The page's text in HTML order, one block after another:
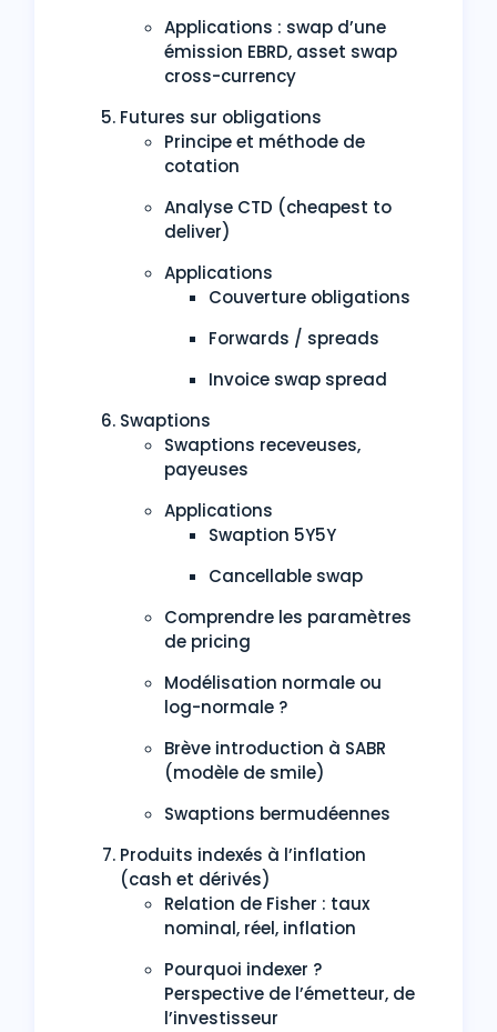
Applications : swap d’une
émission EBRD, asset swap
cross-currency
Futures sur obligations
Principe et méthode de
cotation
Analyse CTD (cheapest to
deliver)
Applications
Couverture obligations
Forwards / spreads
Invoice swap spread
Swaptions
Swaptions receveuses,
payeuses
Applications
Swaption 5Y5Y
Cancellable swap
Comprendre les paramètres
de pricing
Modélisation normale ou
log-normale ?
Brève introduction à SABR
(modèle de smile)
Swaptions bermudéennes
Produits indexés à l’inflation
(cash et dérivés)
Relation de Fisher : taux
nominal, réel, inflation
Pourquoi indexer ?
Perspective de l’émetteur, de
l’investisseur